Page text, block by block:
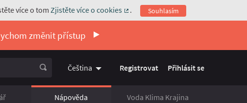
více o tomZjistěte více o cookies
(Externí odkaz)
. Souhlasím
změnit přístup
Čeština Vyberte jazykChoose language
Registrovat Přihlásit se
Nápověda Voda Klima Krajina